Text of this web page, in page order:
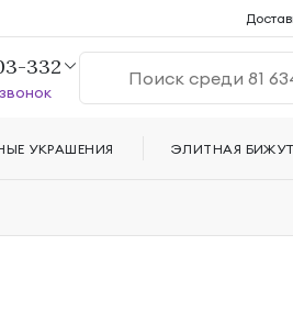
332
УКРАШЕНИЯ ЭЛИТНАЯ